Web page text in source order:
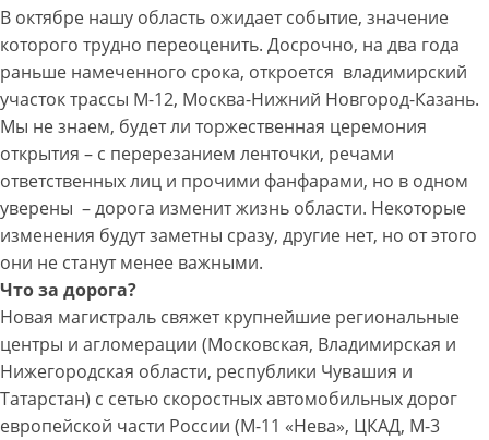
В октябре нашу область ожидает событие, значение
которого трудно переоценить. Досрочно, на два года
раньше намеченного срока, откроется владимирский
участок трассы М-12, Москва-Нижний Новгород-Казань.
Мы не знаем, будет ли торжественная церемония
открытия – с перерезанием ленточки, речами
ответственных лиц и прочими фанфарами, но в одном
уверены – дорога изменит жизнь области. Некоторые
изменения будут заметны сразу, другие нет, но от этого
они не станут менее важными.
Что за дорога?
Новая магистраль свяжет крупнейшие региональные
центры и агломерации (Московская, Владимирская и
Нижегородская области, республики Чувашия и
Татарстан) с сетью скоростных автомобильных дорог
европейской части России (М-11 «Нева», ЦКАД, М-3